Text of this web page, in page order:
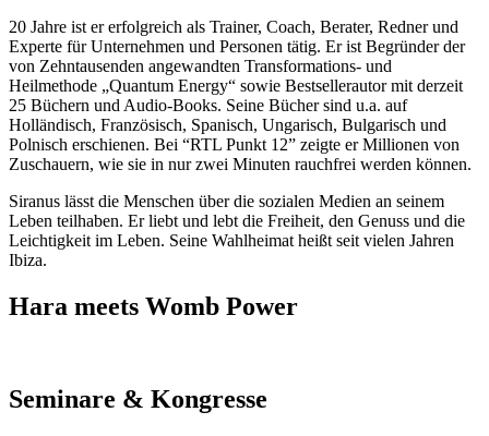
20 Jahre ist er erfolgreich als Trainer, Coach, Berater, Redner und
Experte für Unternehmen und Personen tätig. Er ist Begründer der
von Zehntausenden angewandten Transformations- und
Heilmethode „Quantum Energy“ sowie Bestsellerautor mit derzeit
25 Büchern und Audio-Books. Seine Bücher sind u.a. auf
Holländisch, Französisch, Spanisch, Ungarisch, Bulgarisch und
Polnisch erschienen. Bei “RTL Punkt 12” zeigte er Millionen von
Zuschauern, wie sie in nur zwei Minuten rauchfrei werden können.
Siranus lässt die Menschen über die sozialen Medien an seinem
Leben teilhaben. Er liebt und lebt die Freiheit, den Genuss und die
Leichtigkeit im Leben. Seine Wahlheimat heißt seit vielen Jahren
Ibiza.
Hara meets Womb Power
Seminare & Kongresse